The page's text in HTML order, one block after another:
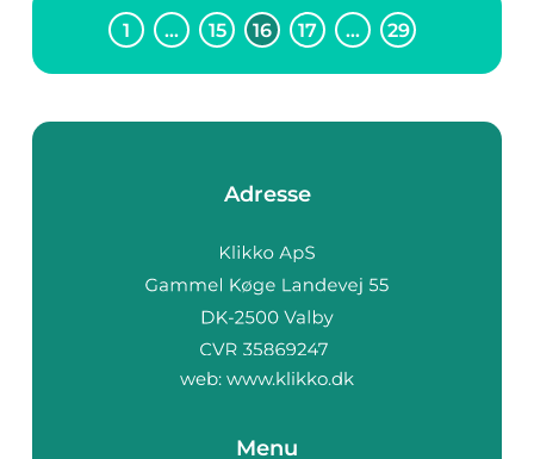
1 … 15 16 17 … 29
Adresse
web: www.klikko.dk
Menu